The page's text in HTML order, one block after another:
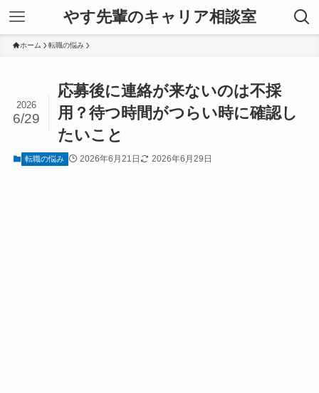
やす先輩のキャリア相談室
ホーム 転職の悩み
応募後に連絡が来ないのは不採
用？待つ時間がつらい時に確認し
たいこと
2026
6/29
転職の悩み 2026年6月21日 2026年6月29日